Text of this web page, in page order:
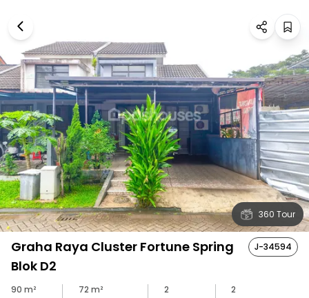
360 Tour
Graha Raya Cluster Fortune Spring
Blok D2
J-34594
90 m²
72 m²
2
2